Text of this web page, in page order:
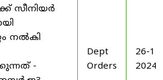
സീനിയർ
നൽകി
-
Dept
Orders
26-
2024